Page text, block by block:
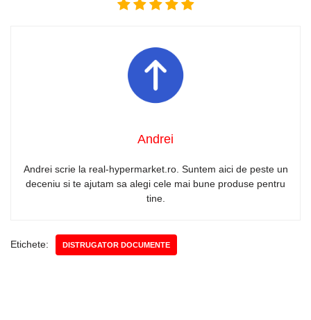
Andrei
Andrei scrie la real-hypermarket.ro. Suntem aici de peste un
deceniu si te ajutam sa alegi cele mai bune produse pentru
tine.
Etichete: DISTRUGATOR DOCUMENTE